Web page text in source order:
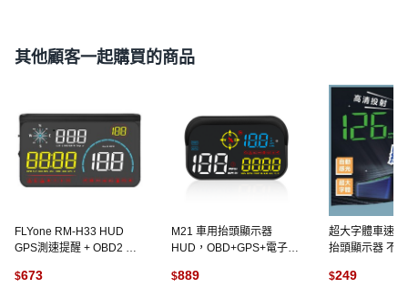
其他顧客一起購買的商品
FLYone RM-H33 HUD
GPS測速提醒 + OBD2 雙
器, 1個, 黑色
$673
M21 車用抬頭顯示器
HUD，OBD+GPS+電子
測速照相，時速/轉速/水溫
$889
超大字體車速
抬頭顯示器 不
$249